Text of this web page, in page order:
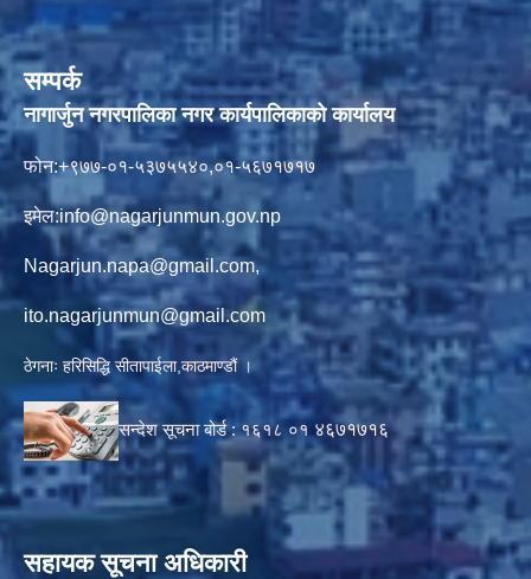
सम्पर्क
नागार्जुन नगरपालिका नगर कार्यपालिकाको कार्यालय
फोन:+९७७-०१-५३७५५४०,०१-५६७१७१७
इमेल:info@nagarjunmun.gov.np
Nagarjun.napa@gmail.com,
ito.nagarjunmun@gmail.com
ठेगनाः हरिसिद्धि सीतापाईला,काठमाण्डौं ।
सन्देश सूचना बोर्ड : १६१८ ०१ ४६७१७१६
सहायक सूचना अधिकारी